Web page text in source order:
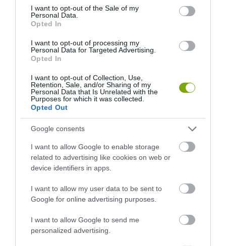
consent section.
I want to opt-out of the Sale of my
Personal Data.
Opted In
I want to opt-out of processing my
Personal Data for Targeted Advertising.
Opted In
I want to opt-out of Collection, Use,
Retention, Sale, and/or Sharing of my
Personal Data that Is Unrelated with the
Purposes for which it was collected.
Opted Out
Google consents
I want to allow Google to enable storage
related to advertising like cookies on web or
device identifiers in apps.
I want to allow my user data to be sent to
Google for online advertising purposes.
I want to allow Google to send me
personalized advertising.
HŐKUPOLA MAGYARORSZÁG
FEDŐ, ÉS MI TÖRTÉNIK
ALATTA A TERMÉSZETTEL?
2026-08-03
HÉTKÖZNAPI MADARAK ÉS
PILLANGÓK CSENDES